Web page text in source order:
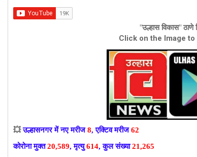
"उल्हास विकास" ठाणे
Click on the Image
💥उल्हासनगर में नए मरीज8, एक्टिव मरीज62
कोरोना मुक्त20,589, मृत्यु614, कुल संख्या21,265